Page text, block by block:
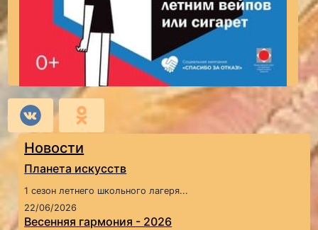
Новости
Планета искусств
1 сезон летнего школьного лагеря...
22/06/2026
Весенняя гармония - 2026